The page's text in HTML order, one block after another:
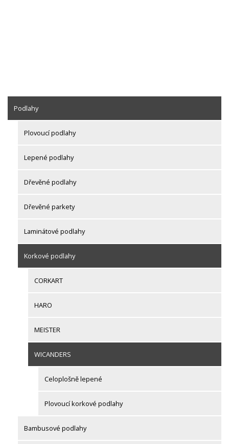
Podlahy
Plovoucí podlahy
Lepené podlahy
Dřevěné podlahy
Dřevěné parkety
Laminátové podlahy
Korkové podlahy
CORKART
HARO
MEISTER
WICANDERS
Celoplošně lepené
Plovoucí korkové podlahy
Bambusové podlahy